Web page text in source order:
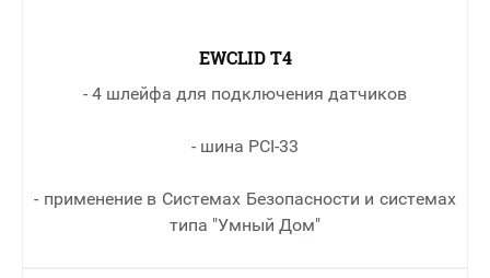
EWCLID T4
- 4 шлейфа для подключения датчиков
- шина PCI-33
- применение в Cистемах Безопасности и системах
типа "Умный Дом"